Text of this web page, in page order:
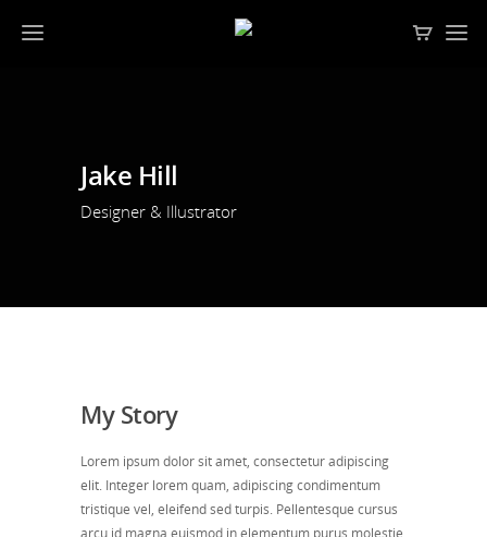
Jake Hill
Designer & Illustrator
My Story
Lorem ipsum dolor sit amet, consectetur adipiscing
elit. Integer lorem quam, adipiscing condimentum
tristique vel, eleifend sed turpis. Pellentesque cursus
arcu id magna euismod in elementum purus molestie